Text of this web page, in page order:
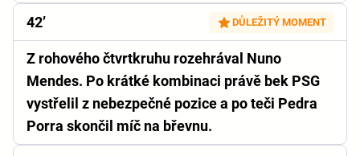
42’ DŮLEŽITÝ MOMENT
Z rohového čtvrtkruhu rozehrával Nuno
Mendes. Po krátké kombinaci právě bek PSG
vystřelil z nebezpečné pozice a po teči Pedra
Porra skončil míč na břevnu.